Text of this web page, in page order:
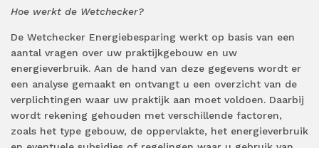
Hoe werkt de Wetchecker?
De Wetchecker Energiebesparing werkt op basis van een
aantal vragen over uw praktijkgebouw en uw
energieverbruik. Aan de hand van deze gegevens wordt er
een analyse gemaakt en ontvangt u een overzicht van de
verplichtingen waar uw praktijk aan moet voldoen. Daarbij
wordt rekening gehouden met verschillende factoren,
zoals het type gebouw, de oppervlakte, het energieverbruik